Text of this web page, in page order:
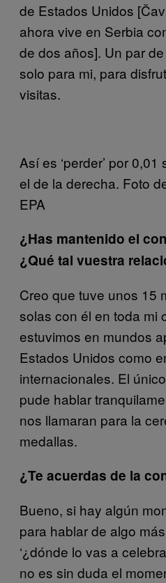
de Estados Unidos
ahora vive en Serbia
de dos años]. Un par
solo para mi, para
visitas.
Así es ‘perder’ por
el de la derecha. Foto
EPA
¿Has mantenido el
¿Qué tal vuestra
Creo que tuve unos 15
solas con él en toda mi
estuvimos en mundos
Estados Unidos como
internacionales. El
pude hablar
nos llamaran para la
medallas.
¿Te acuerdas de la
Bueno, si hay algún
para hablar de algo
‘¿dónde lo vas a
no es sin duda el